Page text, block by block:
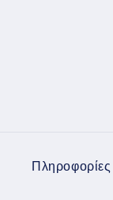
Πληροφορίες